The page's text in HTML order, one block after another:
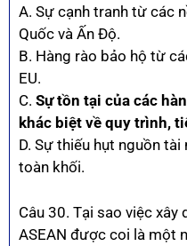
A. Sự cạnh tranh từ các
Quốc và Ấn Độ.
B. Hàng rào bảo hộ từ
EU.
C. Sự tồn tại của các
khác biệt về quy trình,
D. Sự thiếu hụt nguồn
toàn khối.
Câu 30. Tại sao việc
ASEAN được coi là một